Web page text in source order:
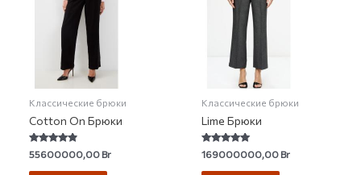
Классические брюки
Cotton On Брюки
Rated
4.63
out of 5
55600000,00Br
Классические брюки
Lime Брюки
Rated
4.91
out of 5
169000000,00Br